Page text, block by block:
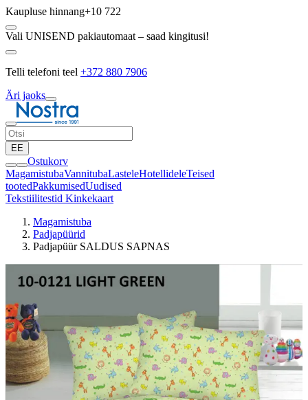
Kaupluse hinnang+10 722
Vali UNISEND pakiautomaat – saad kingitusi!
Telli telefoni teel +372 880 7906
Äri jaoks
EE
Ostukorv
MagamistubaVannitubaLasteleHotellideleTeised
tootedPakkumisedUudised
Tekstiilitestid Kinkekaart
Magamistuba
Padjapüürid
Padjapüür SALDUS SAPNAS